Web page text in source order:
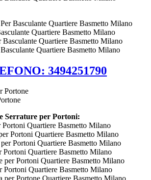
Basculante Quartiere Basmetto Milano
Quartiere Basmetto Milano
Basculante Quartiere Basmetto Milano
Quartiere Basmetto Milano
3494251790
Serrature per Portoni:
Portoni Quartiere Basmetto Milano
Portoni Quartiere Basmetto Milano
Portoni Quartiere Basmetto Milano
Portoni Quartiere Basmetto Milano
per Portoni Quartiere Basmetto Milano
Portoni Quartiere Basmetto Milano